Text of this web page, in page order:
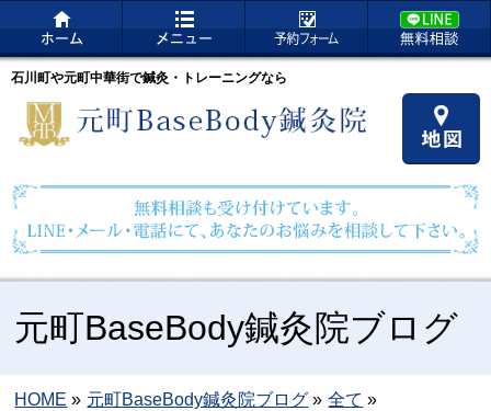
石川町や元町中華街で鍼灸・トレーニングなら
元町BaseBody鍼灸院ブログ
HOME » 元町BaseBody鍼灸院ブログ » 全て »